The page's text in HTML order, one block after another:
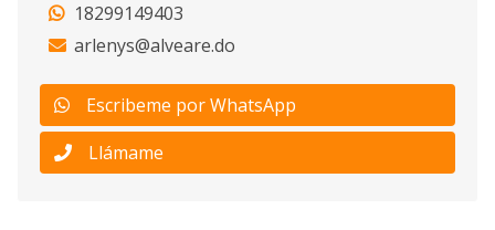
18299149403
arlenys@alveare.do
Escribeme por WhatsApp
Llámame